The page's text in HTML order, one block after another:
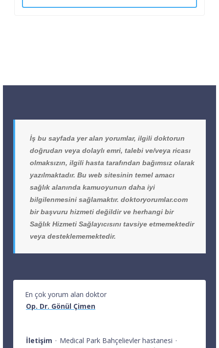
İş bu sayfada yer alan yorumlar, ilgili doktorun
doğrudan veya dolaylı emri, talebi ve/veya ricası
olmaksızın, ilgili hasta tarafından bağımsız olarak
yazılmaktadır. Bu web sitesinin temel amacı
sağlık alanında kamuoyunun daha iyi
bilgilenmesini sağlamaktır. doktoryorumlar.com
bir başvuru hizmeti değildir ve herhangi bir
Sağlık Hizmeti Sağlayıcısını tavsiye etmemektedir
veya desteklememektedir.
En çok yorum alan doktor
Op. Dr. Gönül Çimen
İletişim · Medical Park Bahçelievler hastanesi ·